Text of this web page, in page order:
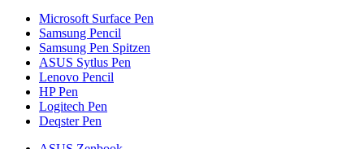
Microsoft Surface Pen
Samsung Pencil
Samsung Pen Spitzen
ASUS Sytlus Pen
Lenovo Pencil
HP Pen
Logitech Pen
Deqster Pen